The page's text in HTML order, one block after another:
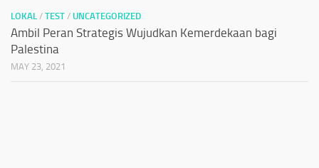
LOKAL / TEST / UNCATEGORIZED
Ambil Peran Strategis Wujudkan Kemerdekaan bagi
Palestina
MAY 23, 2021